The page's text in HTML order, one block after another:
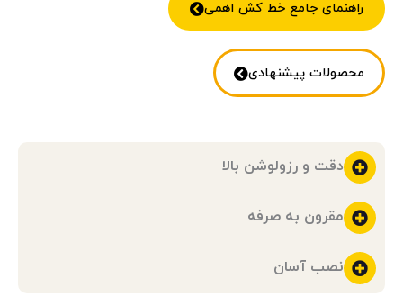
راهنمای جامع خط کش اهمی
محصولات پیشنهادی
دقت و رزولوشن بالا
مقرون به صرفه
نصب آسان